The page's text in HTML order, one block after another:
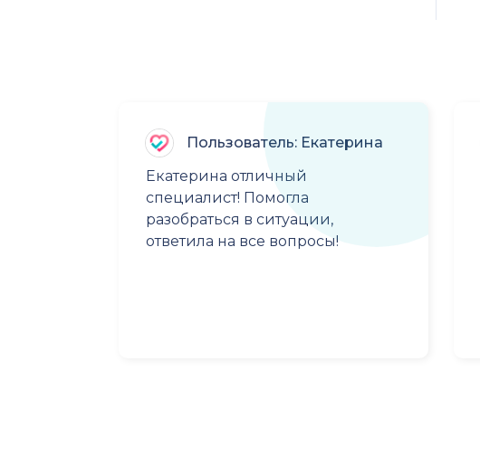
Пользователь: Екатерина
Екатерина отличный
специалист! Помогла
разобраться в ситуации,
ответила на все вопросы!